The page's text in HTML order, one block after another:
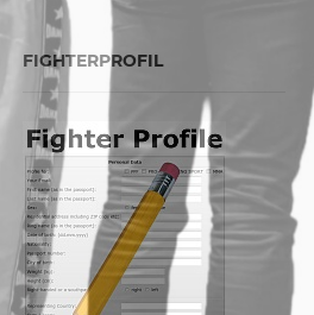
FIGHTERPROFIL